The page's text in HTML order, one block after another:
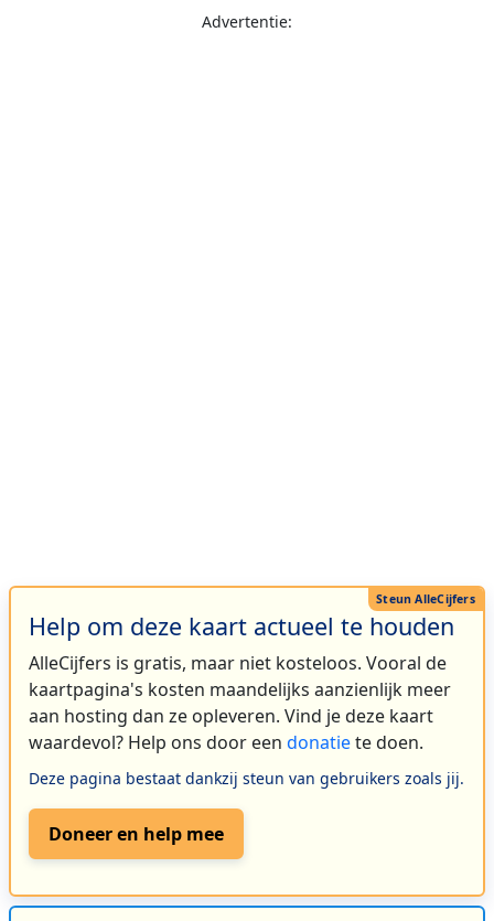
Advertentie:
Help om deze kaart actueel te houden
AlleCijfers is gratis, maar niet kosteloos. Vooral de
kaartpagina's kosten maandelijks aanzienlijk meer
aan hosting dan ze opleveren. Vind je deze kaart
waardevol? Help ons door een donatiete doen.
Deze pagina bestaat dankzij steun van gebruikers zoals jij.
Doneer en help mee